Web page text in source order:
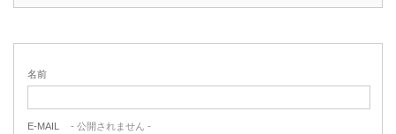
名前
E-MAIL - 公開されません -